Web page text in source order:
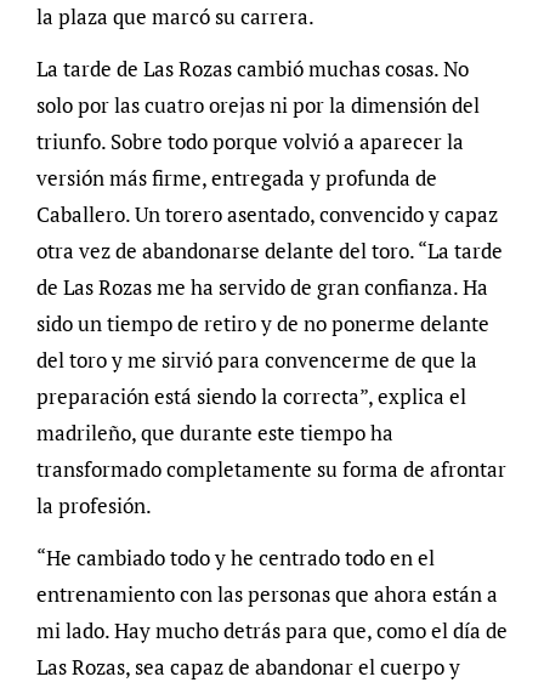
la plaza que marcó su carrera.
La tarde de Las Rozas cambió muchas cosas. No
solo por las cuatro orejas ni por la dimensión del
triunfo. Sobre todo porque volvió a aparecer la
versión más firme, entregada y profunda de
Caballero. Un torero asentado, convencido y capaz
otra vez de abandonarse delante del toro. “La tarde
de Las Rozas me ha servido de gran confianza. Ha
sido un tiempo de retiro y de no ponerme delante
del toro y me sirvió para convencerme de que la
preparación está siendo la correcta”, explica el
madrileño, que durante este tiempo ha
transformado completamente su forma de afrontar
la profesión.
“He cambiado todo y he centrado todo en el
entrenamiento con las personas que ahora están a
mi lado. Hay mucho detrás para que, como el día de
Las Rozas, sea capaz de abandonar el cuerpo y